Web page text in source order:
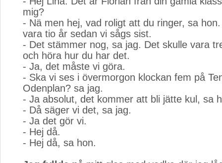
mig?
- Nä men hej, vad roligt att du ringer, sa
vara tio år sedan vi sågs sist.
- Det stämmer nog, sa jag. Det skulle vara
och höra hur du har det.
- Ja, det måste vi göra.
- Ska vi ses i övermorgon klockan fem på
Odenplan? sa jag.
- Ja absolut, det kommer att bli jätte kul, sa
- Då säger vi det, sa jag.
- Ja det gör vi.
- Hej då.
- Hej då, sa hon.